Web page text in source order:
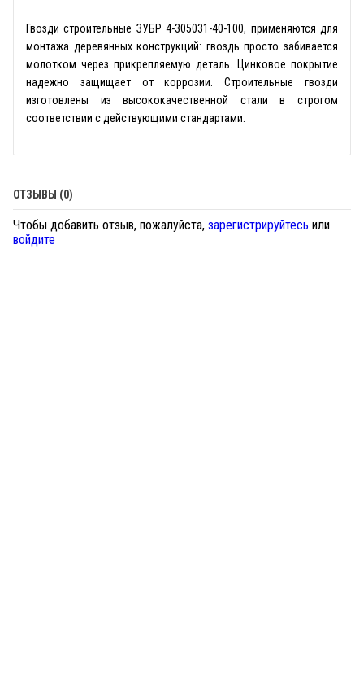
Гвозди строительные ЗУБР 4-305031-40-100, применяются для
монтажа деревянных конструкций: гвоздь просто забивается
молотком через прикрепляемую деталь. Цинковое покрытие
надежно защищает от коррозии. Строительные гвозди
изготовлены из высококачественной стали в строгом
соответствии с действующими стандартами.
ОТЗЫВЫ (0)
Чтобы добавить отзыв, пожалуйста, зарегистрируйтесь или
войдите